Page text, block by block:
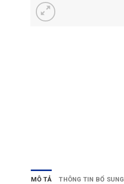
MÔ TẢ THÔNG TIN BỔ SUNG